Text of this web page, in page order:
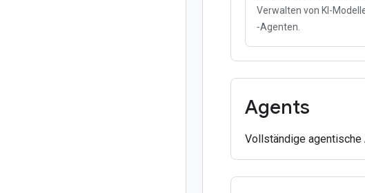
Verwalten von KI-
‑Agenten.
Agents
Vollständige